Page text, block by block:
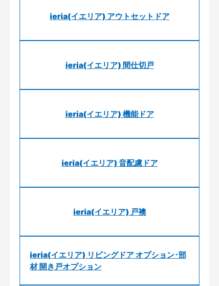
ieria(イエリア) アウトセットドア
ieria(イエリア) 間仕切戸
ieria(イエリア) 機能ドア
ieria(イエリア) 音配慮ドア
ieria(イエリア) 戸襖
ieria(イエリア) リビングドア オプション･部
材 開き戸オプション